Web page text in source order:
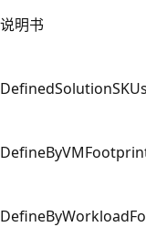
说明书
DefinedSolutionSKUs